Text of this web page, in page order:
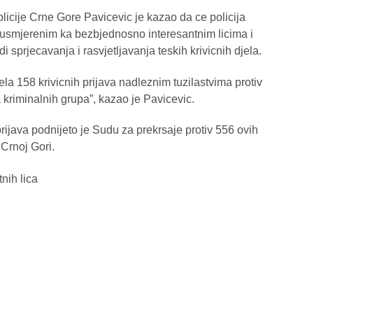
Crne Gore Pavicevic je kazao da ce policija
ka bezbjednosno interesantnim licima i
sprjecavanja i rasvjetljavanja teskih krivicnih djela.
158 krivicnih prijava nadleznim tuzilastvima protiv
grupa”, kazao je Pavicevic.
podnijeto je Sudu za prekrsaje protiv 556 ovih
Gori.